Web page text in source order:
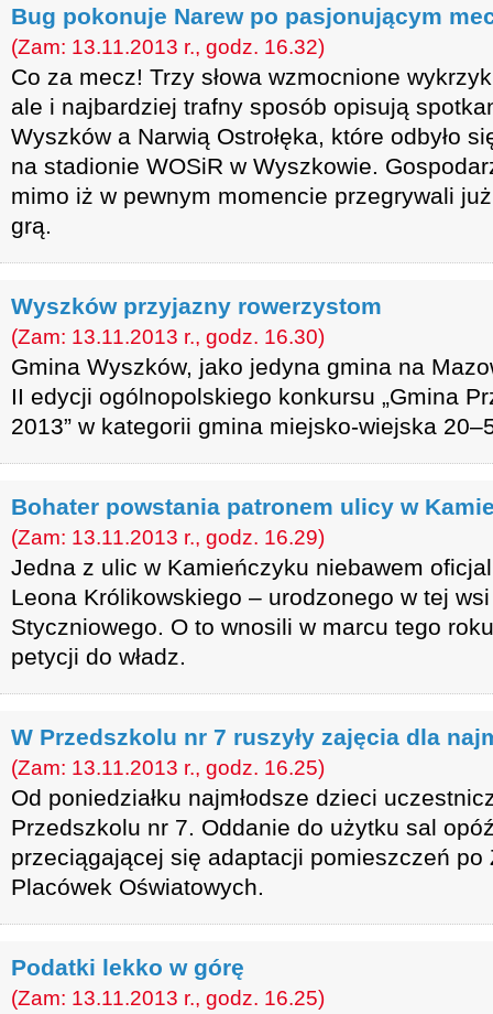
Bug pokonuje Narew po pasjonującym
(Zam: 13.11.2013 r., godz. 16.32)
Co za mecz! Trzy słowa wzmocnione
ale i najbardziej trafny sposób opisują
Wyszków a Narwią Ostrołęka, które odbyło
na stadionie WOSiR w Wyszkowie.
mimo iż w pewnym momencie przegrywali
grą.
Wyszków przyjazny rowerzystom
(Zam: 13.11.2013 r., godz. 16.30)
Gmina Wyszków, jako jedyna gmina na
II edycji ogólnopolskiego konkursu „Gmina
2013” w kategorii gmina miejsko-wiejska
Bohater powstania patronem ulicy w
(Zam: 13.11.2013 r., godz. 16.29)
Jedna z ulic w Kamieńczyku niebawem
Leona Królikowskiego – urodzonego w tej
Styczniowego. O to wnosili w marcu tego
petycji do władz.
W Przedszkolu nr 7 ruszyły zajęcia dla
(Zam: 13.11.2013 r., godz. 16.25)
Od poniedziałku najmłodsze dzieci
Przedszkolu nr 7. Oddanie do użytku sal
przeciągającej się adaptacji pomieszczeń po
Placówek Oświatowych.
Podatki lekko w górę
(Zam: 13.11.2013 r., godz. 16.25)